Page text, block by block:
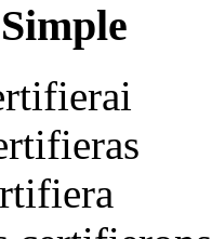
erai
eras
era